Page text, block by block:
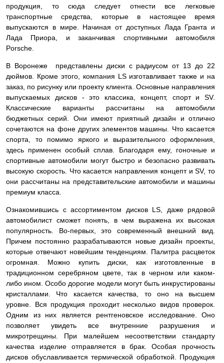
продукция, то сюда следует отнести все легковые
транспортные средства, которые в настоящее время
выпускаются в мире. Начиная от доступных Лада Гранта и
Лада Приора, и заканчивая спортивными автомобиля
Porsche.
В Воронеже представлены диски с радиусом от 13 до 22
дюймов. Кроме этого, компания LS изготавливает также и на
заказ, по рисунку или проекту клиента. Основные направления
выпускаемых дисков - это классика, концепт, спорт и SV.
Классические варианты рассчитаны на автомобили
бюджетных серий. Они имеют приятный дизайн и отлично
сочетаются на фоне других элементов машины. Что касается
спорта, то помимо яркого и выразительного оформления,
здесь применен особый сплав. Благодаря ему, гоночные и
спортивные автомобили могут быстро и безопасно развивать
высокую скорость. Что касается направления концепт и SV, то
они рассчитаны на представительские автомобили и машины
премиум класса.
Ознакомившись с ассортиментом дисков LS, даже рядовой
автомобилист сможет понять, в чем выражена их высокая
популярность. Во-первых, это современный внешний вид.
Причем постоянно разрабатываются новые дизайн проекты,
которые отвечают новейшим тенденциям. Палитра расцветок
огромная. Можно купить диски, как изготовленные в
традиционном серебряном цвете, так в черном или каком-
либо ином. Особо дорогие модели могут быть инкрустированы
кристаллами. Что касается качества, то оно на высшем
уровне. Вся продукция проходит несколько видов проверок.
Одним из них является рентгеновское исследование. Оно
позволяет увидеть все внутренние разрушения и
микротрещины. При малейшем несоответствии стандарту
качества изделие отправляется в брак. Особая прочность
дисков обуславливается термической обработкой. Продукция